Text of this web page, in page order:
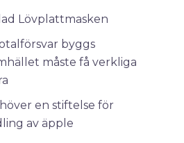
Lövplattmasken
byggs
måste få verkliga
en stiftelse för
av äpple